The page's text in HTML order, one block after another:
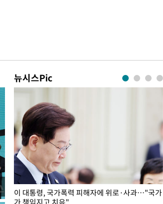
뉴시스Pic
이 대통령, 국가폭력 피해자에 위로·사과…"국가